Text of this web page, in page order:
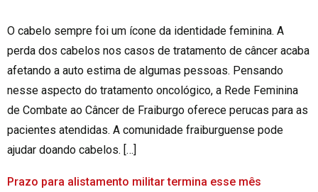
O cabelo sempre foi um ícone da identidade feminina. A
perda dos cabelos nos casos de tratamento de câncer acaba
afetando a auto estima de algumas pessoas. Pensando
nesse aspecto do tratamento oncológico, a Rede Feminina
de Combate ao Câncer de Fraiburgo oferece perucas para as
pacientes atendidas. A comunidade fraiburguense pode
ajudar doando cabelos. […]
Prazo para alistamento militar termina esse mês